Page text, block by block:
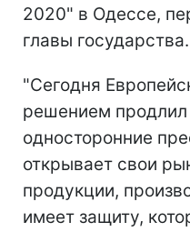
2020" в Одессе,
главы государства.
"Сегодня
решением продлил
односторонние
открывает свои
продукции,
имеет защиту,